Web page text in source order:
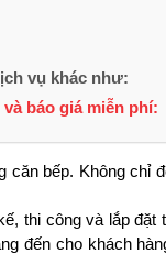
vụ khác như:
báo giá miễn phí:
bếp. Không chỉ
thi công và lắp
đến cho khách